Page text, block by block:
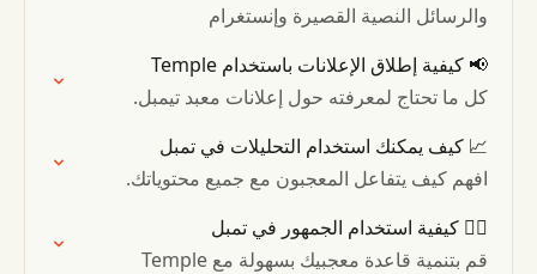
والرسائل النصية القصيرة وإنستغرام
📢 كيفية إطلاق الإعلانات باستخدام Temple
كل ما تحتاج لمعرفته حول إعلانات معبد تيمبل.
📈 كيف يمكنك استخدام التحليلات في تمبل
افهم كيف يتفاعل المعجبون مع جميع محتوياتك.
👯‍♂️ كيفية استخدام الجمهور في تمبل
قم بتنمية قاعدة معجبيك بسهولة مع Temple